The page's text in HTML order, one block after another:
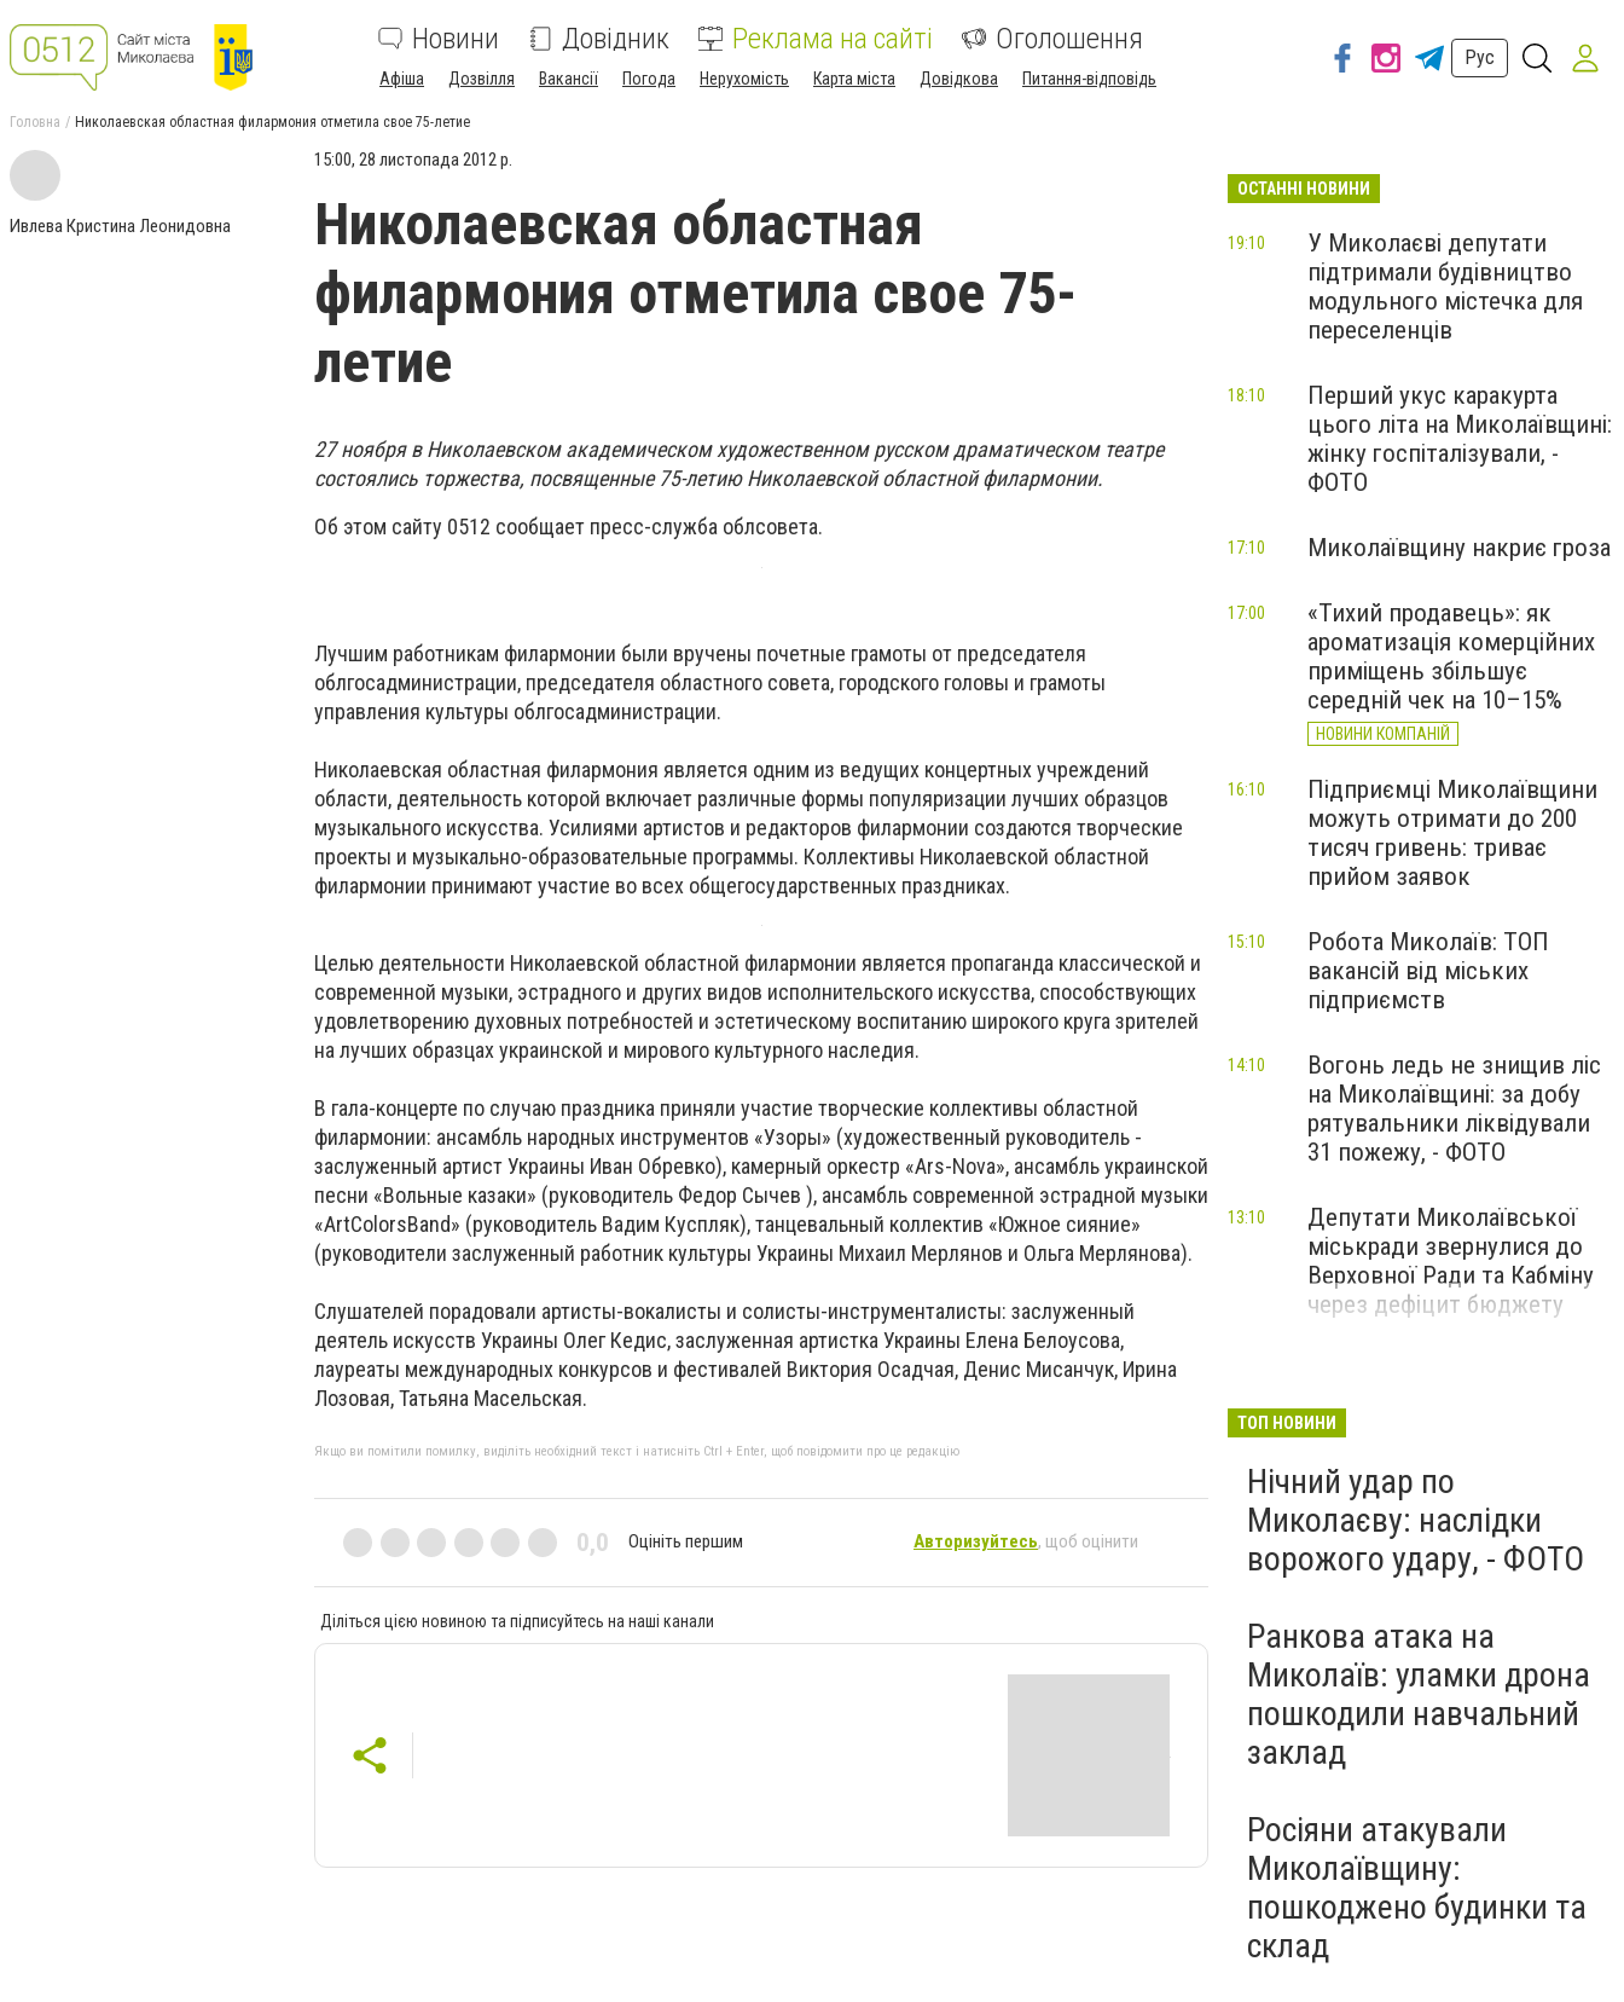
Новини Довідник Реклама на сайті Оголошення
Афіша Дозвілля Вакансії Погода Нерухомість Карта міста Довідкова Питання-відповідь
Рус
Головна Николаевская областная филармония отметила свое 75-летие
Ивлева Кристина Леонидовна
15:00, 28 листопада 2012 р.
Николаевская областная
филармония отметила свое 75-
летие
27 ноября в Николаевском академическом художественном русском драматическом театре
состоялись торжества, посвященные 75-летию Николаевской областной филармонии.
Об этом сайту 0512 сообщает пресс-служба облсовета.
Лучшим работникам филармонии были вручены почетные грамоты от председателя
облгосадминистрации, председателя областного совета, городского головы и грамоты
управления культуры облгосадминистрации.
Николаевская областная филармония является одним из ведущих концертных учреждений
области, деятельность которой включает различные формы популяризации лучших образцов
музыкального искусства. Усилиями артистов и редакторов филармонии создаются творческие
проекты и музыкально-образовательные программы. Коллективы Николаевской областной
филармонии принимают участие во всех общегосударственных праздниках.
Целью деятельности Николаевской областной филармонии является пропаганда классической и
современной музыки, эстрадного и других видов исполнительского искусства, способствующих
удовлетворению духовных потребностей и эстетическому воспитанию широкого круга зрителей
на лучших образцах украинской и мирового культурного наследия.
В гала-концерте по случаю праздника приняли участие творческие коллективы областной
филармонии: ансамбль народных инструментов «Узоры» (художественный руководитель -
заслуженный артист Украины Иван Обревко), камерный оркестр «Ars-Nova», ансамбль украинской
песни «Вольные казаки» (руководитель Федор Сычев ), ансамбль современной эстрадной музыки
«ArtColorsBand» (руководитель Вадим Куспляк), танцевальный коллектив «Южное сияние»
(руководители заслуженный работник культуры Украины Михаил Мерлянов и Ольга Мерлянова).
Слушателей порадовали артисты-вокалисты и солисты-инструменталисты: заслуженный
деятель искусств Украины Олег Кедис, заслуженная артистка Украины Елена Белоусова,
лауреаты международных конкурсов и фестивалей Виктория Осадчая, Денис Мисанчук, Ирина
Лозовая, Татьяна Масельская.
Якщо ви помітили помилку, виділіть необхідний текст і натисніть Ctrl + Enter, щоб повідомити про це редакцію
0,0 Оцініть першим Авторизуйтесь, щоб оцінити
Діліться цією новиною та підписуйтесь на наші канали
ОСТАННІ НОВИНИ
У Миколаєві депутати
підтримали будівництво
модульного містечка для
переселенців
19:10
Перший укус каракурта
цього літа на Миколаївщині:
жінку госпіталізували, -
ФОТО
18:10
Миколаївщину накриє гроза
17:10
«Тихий продавець»: як
ароматизація комерційних
приміщень збільшує
середній чек на 10–15%
НОВИНИ КОМПАНІЙ
17:00
Підприємці Миколаївщини
можуть отримати до 200
тисяч гривень: триває
прийом заявок
16:10
Робота Миколаїв: ТОП
вакансій від міських
підприємств
15:10
Вогонь ледь не знищив ліс
на Миколаївщині: за добу
рятувальники ліквідували
31 пожежу, - ФОТО
14:10
Депутати Миколаївської
міськради звернулися до
Верховної Ради та Кабміну
через дефіцит бюджету
13:10
ТОП НОВИНИ
Нічний удар по
Миколаєву: наслідки
ворожого удару, - ФОТО
Ранкова атака на
Миколаїв: уламки дрона
пошкодили навчальний
заклад
Росіяни атакували
Миколаївщину:
пошкоджено будинки та
склад